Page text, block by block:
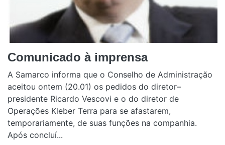
Comunicado à imprensa
A Samarco informa que o Conselho de Administração
aceitou ontem (20.01) os pedidos do diretor–
presidente Ricardo Vescovi e o do diretor de
Operações Kleber Terra para se afastarem,
temporariamente, de suas funções na companhia.
Após concluí...